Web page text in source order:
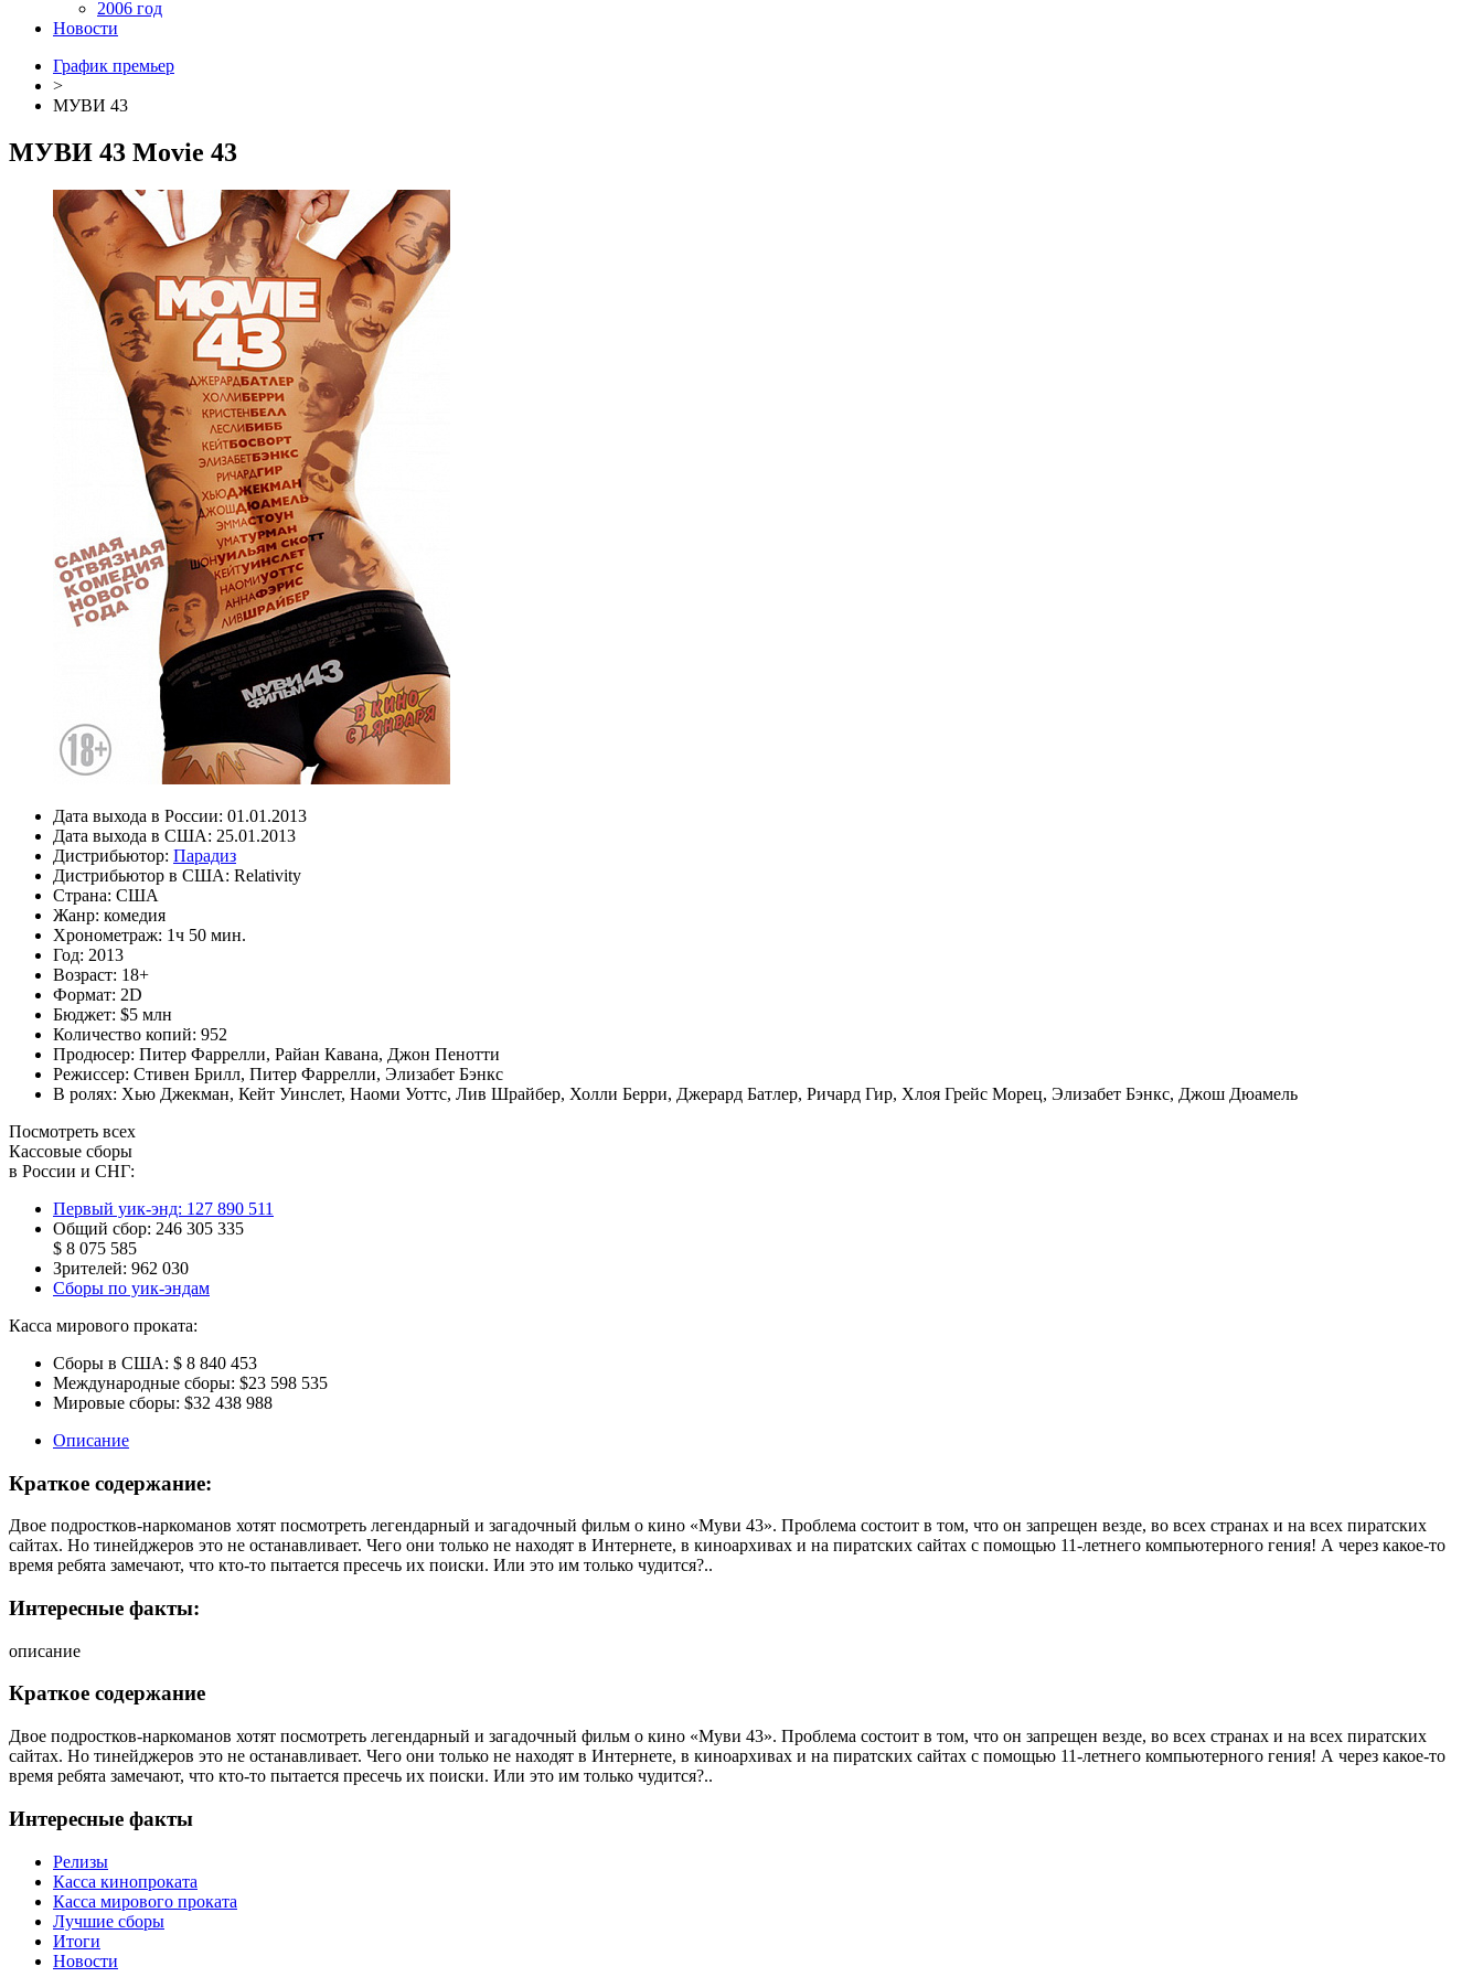
2006 год
Новости
График премьер
>
МУВИ 43
МУВИ 43 Movie 43
Дата выхода в России: 01.01.2013
Дата выхода в США: 25.01.2013
Дистрибьютор: Парадиз
Дистрибьютор в США: Relativity
Страна: США
Жанр: комедия
Хронометраж: 1ч 50 мин.
Год: 2013
Возраст: 18+
Формат: 2D
Бюджет: $5 млн
Количество копий: 952
Продюсер: Питер Фаррелли, Райан Кавана, Джон Пенотти
Режиссер: Стивен Брилл, Питер Фаррелли, Элизабет Бэнкс
В ролях: Хью Джекман, Кейт Уинслет, Наоми Уоттс, Лив Шрайбер, Холли Берри, Джерард Батлер, Ричард Гир, Хлоя Грейс Морец, Элизабет Бэнкс, Джош Дюамель
Посмотреть всех
Кассовые сборы
в России и СНГ:
Первый уик-энд: 127 890 511
Общий сбор: 246 305 335
$ 8 075 585
Зрителей: 962 030
Сборы по уик-эндам
Касса мирового проката:
Сборы в США: $ 8 840 453
Международные сборы: $23 598 535
Мировые сборы: $32 438 988
Описание
Краткое содержание:
Двое подростков-наркоманов хотят посмотреть легендарный и загадочный фильм о кино «Муви 43». Проблема состоит в том, что он запрещен везде, во всех странах и на всех пиратских
сайтах. Но тинейджеров это не останавливает. Чего они только не находят в Интернете, в киноархивах и на пиратских сайтах с помощью 11-летнего компьютерного гения! А через какое-то
время ребята замечают, что кто-то пытается пресечь их поиски. Или это им только чудится?..
Интересные факты:
описание
Краткое содержание
Двое подростков-наркоманов хотят посмотреть легендарный и загадочный фильм о кино «Муви 43». Проблема состоит в том, что он запрещен везде, во всех странах и на всех пиратских
сайтах. Но тинейджеров это не останавливает. Чего они только не находят в Интернете, в киноархивах и на пиратских сайтах с помощью 11-летнего компьютерного гения! А через какое-то
время ребята замечают, что кто-то пытается пресечь их поиски. Или это им только чудится?..
Интересные факты
Релизы
Касса кинопроката
Касса мирового проката
Лучшие сборы
Итоги
Новости